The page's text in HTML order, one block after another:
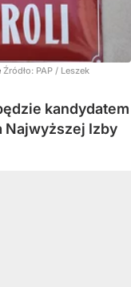
Źródło: PAP / Leszek
kandydatem
Najwyższej Izby